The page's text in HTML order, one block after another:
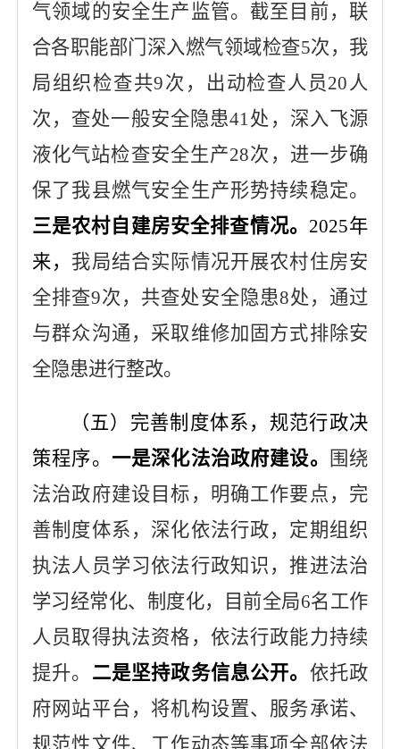
气领域的安全生产监管。截至目前，联
合各职能部门 深入燃气领域检查5次，我
局组织检查共9次，出动检查人员20人
次，查处一般安全隐患41处， 深入飞源
液化气站检查安全生产28次，进一步确
保了我县燃气安全生产形势持续稳定。
三是农村自建房安全排查情况。 2025年
来， 我局结合实际情况开展农村住房安
全排查9次，共查处安全隐患8处，通过
与群众沟通， 采取维修加固方式排除安
全隐患进行整改。
（五）完善制度体系，规范行政决
策程序。 一是深化法治政府建设。
围绕
法治政府建设目标，明确工作要点，完
善制度体系，深化依法行政，定期组织
执法人员学习依法行政知识，推进法治
学习经常化、制度化，目前全局6名工作
人员取得执法资格，依法行政能力持续
提升。 二是坚持政务信息公开。 依托政
府网站平台，将机构设置、服务承诺、
规范性文件、工作动态等事项全部依法